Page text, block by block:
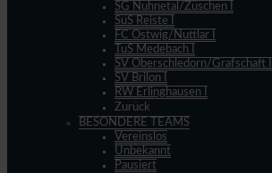
SG Nuhnetal/Züschen I
SuS Reiste I
FC Ostwig/Nuttlar I
TuS Medebach I
SV Oberschledorn/Grafschaft I
SV Brilon I
RW Erlinghausen I
Zurück
BESONDERE TEAMS
Vereinslos
Unbekannt
Pausiert